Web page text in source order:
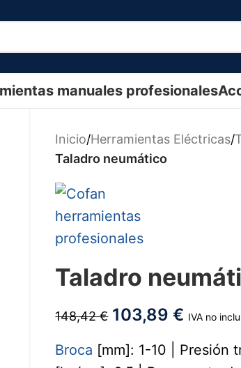
manuales profesionales
Inicio/Herramientas Eléctricas/
Taladro neumático
Taladro
148,42€ 103,89€ IVA no
Broca [mm]: 1-10 | Presión